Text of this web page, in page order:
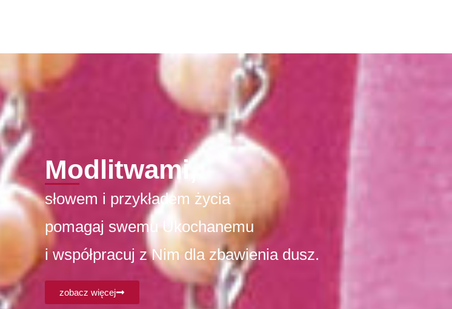
Modlitwami,
słowem i przykładem życia
pomagaj swemu Ukochanemu
i współpracuj z Nim dla zbawienia dusz.
zobacz więcej